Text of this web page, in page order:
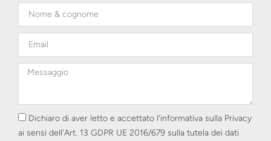
Dichiaro di aver letto e accettato l'informativa sulla Privacy
ai sensi dell'Art. 13 GDPR UE 2016/679 sulla tutela dei dati